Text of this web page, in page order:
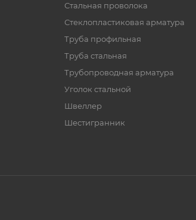
Стальная проволока
Стеклопластиковая арматура
Труба профильная
Труба стальная
Трубопроводная арматура
Уголок стальной
Швеллер
Шестигранник